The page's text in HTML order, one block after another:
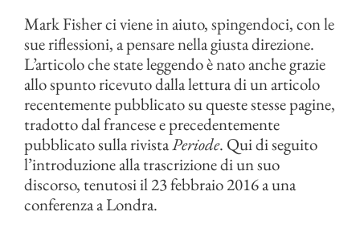
Mark Fisher ci viene in aiuto, spingendoci, con le
sue riflessioni, a pensare nella giusta direzione.
L’articolo che state leggendo è nato anche grazie
allo spunto ricevuto dalla lettura di un articolo
recentemente pubblicato su queste stesse pagine,
tradotto dal francese e precedentemente
pubblicato sulla rivistaPeriode. Qui di seguito
l’introduzione alla trascrizione di un suo
discorso, tenutosi il 23 febbraio 2016 a una
conferenza a Londra.